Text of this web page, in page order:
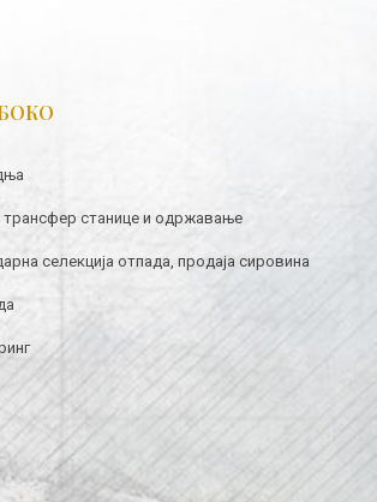
трансфер станице и одржавање
селекција отпада, продаја сировина